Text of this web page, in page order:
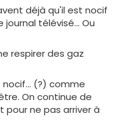
déjà qu'il est nocif
télévisé... Ou
respirer des gaz
(?) comme
On continue de
pour ne pas arriver à